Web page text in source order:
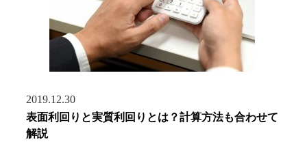
2019.12.30
表面利回りと実質利回りとは？計算方法も合わせて
解説